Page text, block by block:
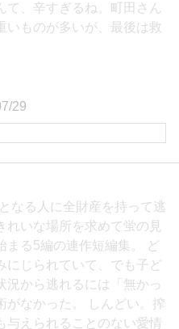
て、辛すぎるね。町田さん
いものが多いが、最後は救
29
なる人に全財産を持って逃
れいな場所を求めて蛍の見
まる5編の連作短編集。 ど
にじられていて、でも子ど
況から逃れるには「無かっ
がなかった。 しんどい。搾
与えられることのない愛情